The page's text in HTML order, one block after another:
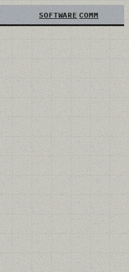
SOFTWARE COMM